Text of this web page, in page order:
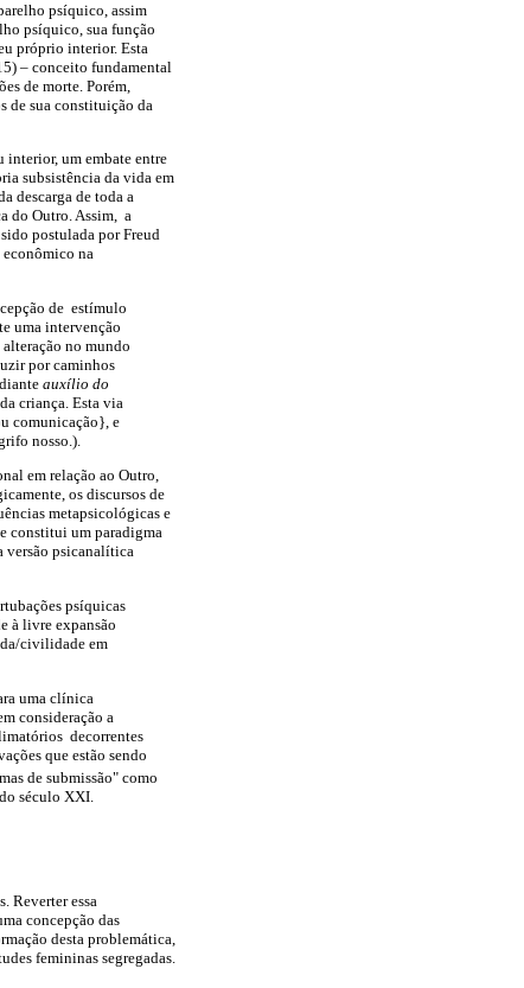
psíquico, assim
psíquico, sua função
próprio interior. Esta
– conceito fundamental
de morte. Porém,
de sua constituição da
interior, um embate entre
subsistência da vida em
descarga de toda a
do Outro. Assim, a
postulada por Freud
na
de estímulo
uma intervenção
no mundo
por caminhos
auxílio do
criança. Esta via
comunicação}, e
nosso.).
em relação ao Outro,
os discursos de
metapsicológicas e
constitui um paradigma
versão psicanalítica
psíquicas
à livre expansão
civilidade em
uma clínica
consideração a
decorrentes
que estão sendo
de submissão" como
século XXI.
Reverter essa
concepção das
desta problemática,
femininas segregadas.